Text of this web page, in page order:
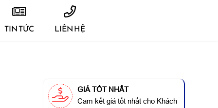
TIN TỨC LIÊN HỆ
GIÁ TỐT NHẤT
Cam kết giá tốt nhất cho Khách